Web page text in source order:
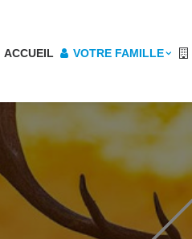
ACCUEIL VOTRE FAMILLE